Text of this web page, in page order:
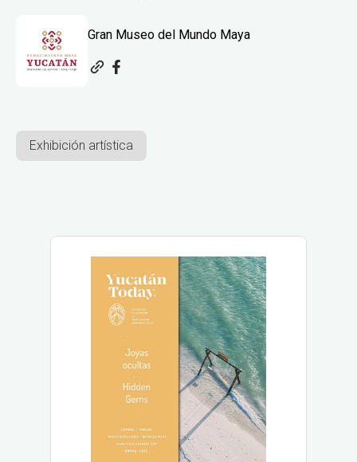
Gran Museo del Mundo Maya
Exhibición artística